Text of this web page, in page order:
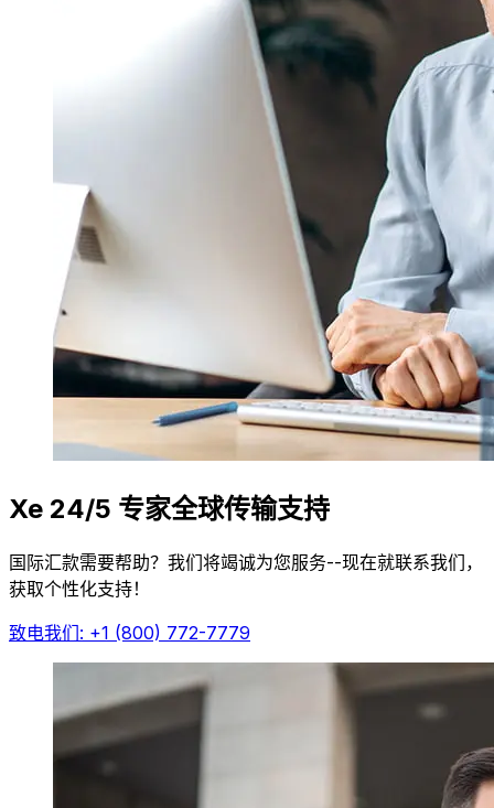
Xe 24/5 专家全球传输支持
国际汇款需要帮助？我们将竭诚为您服务--现在就联系我们，
获取个性化支持！
致电我们: +1 (800) 772-7779